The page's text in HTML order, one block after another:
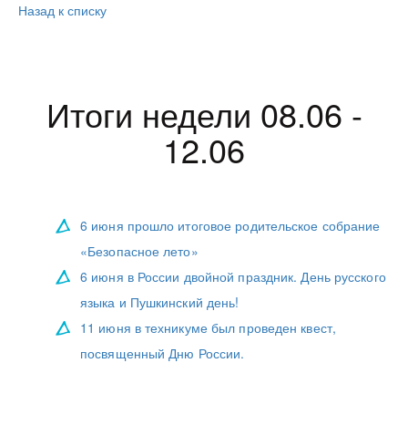
Назад к списку
Итоги недели 08.06 -
12.06
6 июня прошло итоговое родительское собрание
«Безопасное лето»
6 июня в России двойной праздник. День русского
языка и Пушкинский день!
11 июня в техникуме был проведен квест,
посвященный Дню России.